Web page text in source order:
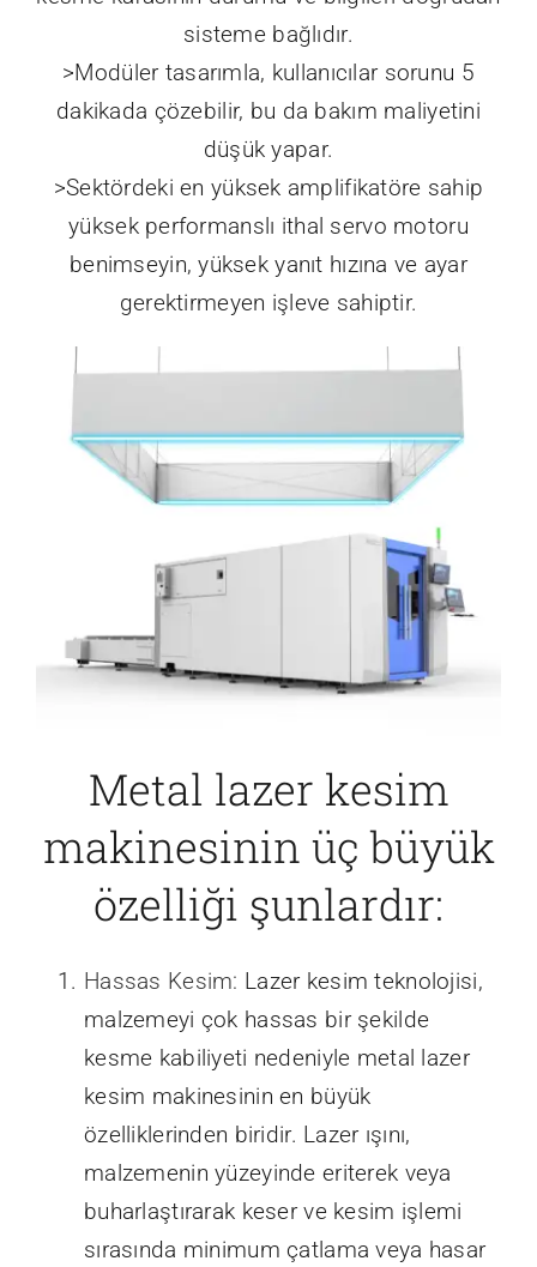
Hassas
Yapılandırması
Yüksek performanslı akıllı kesme kafası ile
kesme kafasının durumu ve bilgileri doğrudan
sisteme bağlıdır.
>Modüler tasarımla, kullanıcılar sorunu 5
dakikada çözebilir, bu da bakım maliyetini
düşük yapar.
yüksek performanslı ithal servo motoru
benimseyin, yüksek yanıt hızına ve ayar
gerektirmeyen işleve sahiptir.
Metal lazer kesim
makinesinin üç büyük
özelliği şunlardır:
Hassas Kesim: Lazer kesim teknolojisi,
malzemeyi çok hassas bir şekilde